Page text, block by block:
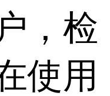
，检
使用